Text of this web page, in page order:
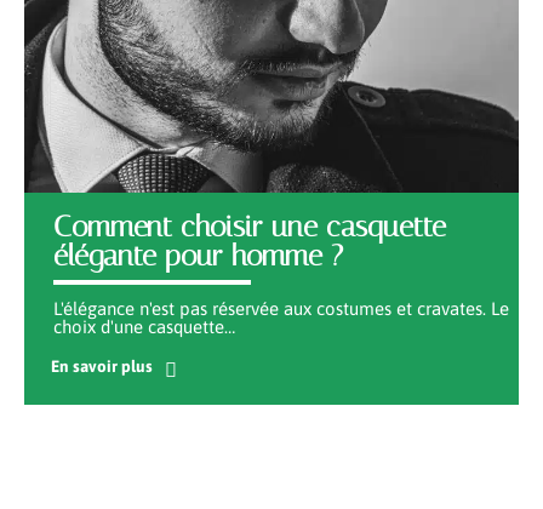
Comment choisir une casquette
élégante pour homme ?
L'élégance n'est pas réservée aux costumes et cravates. Le
choix d'une casquette…
En savoir plus